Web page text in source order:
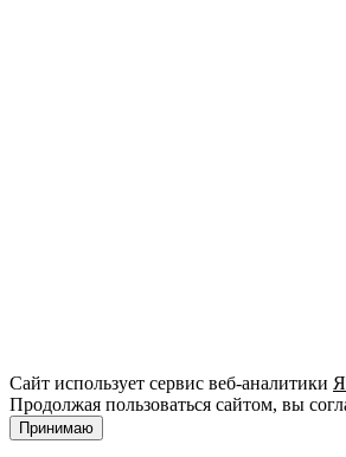
Сайт использует сервис веб-аналитики
Продолжая пользоваться сайтом, вы
Принимаю